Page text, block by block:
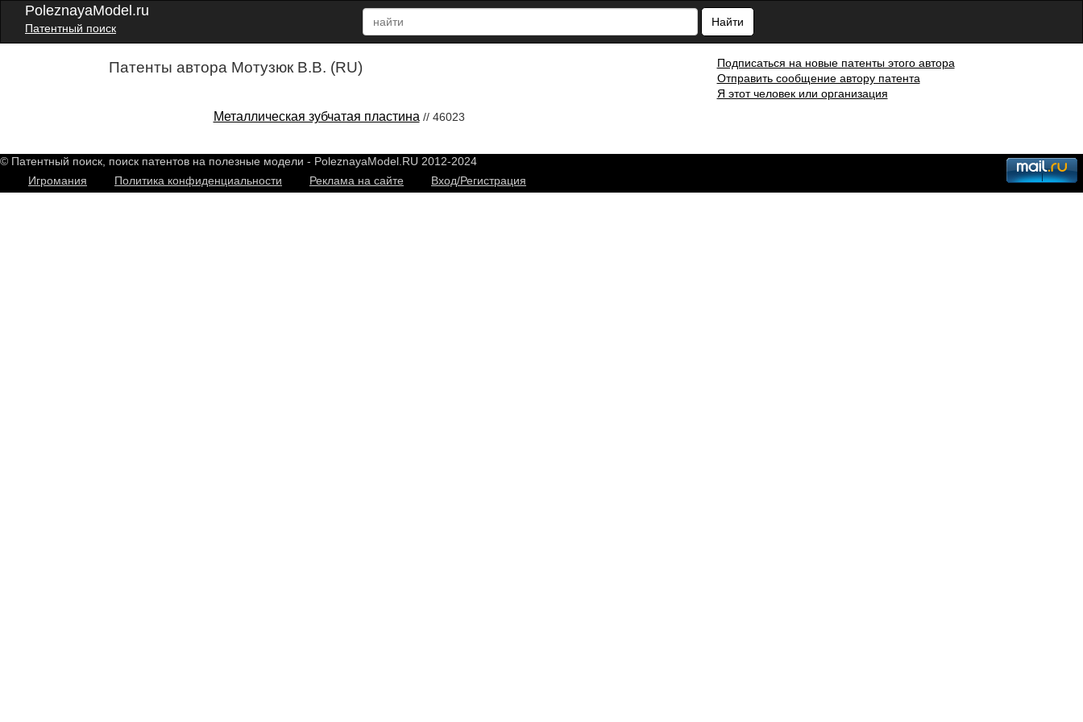
PoleznayaModel.ru
Патентный поиск
Найти
Патенты автора Мотузюк В.В. (RU)
Металлическая зубчатая пластина // 46023
Подписаться на новые патенты этого автора
Отправить сообщение автору патента
Я этот человек или организация
© Патентный поиск, поиск патентов на полезные модели - PoleznayaModel.RU 2012-2024
Игромания
Политика конфиденциальности Реклама на сайте Вход/Регистрация